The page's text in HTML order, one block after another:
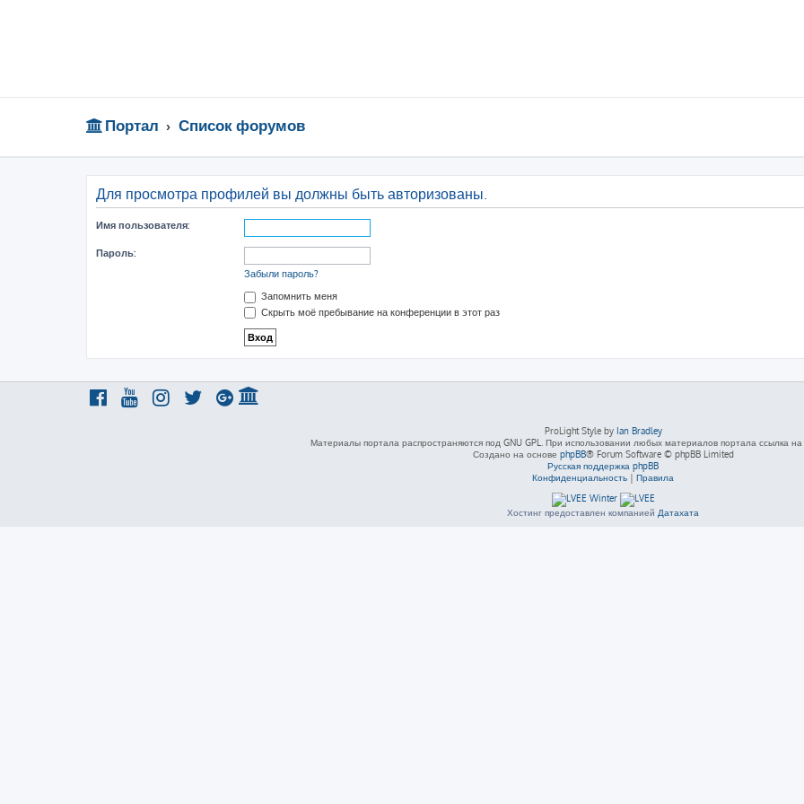
Портал Список форумов
Для просмотра профилей вы должны быть авторизованы.
Имя пользователя:
Пароль:
Забыли пароль?
Запомнить меня
Скрыть моё пребывание на конференции в этот раз
ProLight Style by Ian Bradley
Материалы портала распространяются под GNU GPL. При использовании любых материалов портала ссылка на
Создано на основе phpBB® Forum Software © phpBB Limited
Русская поддержка phpBB
Конфиденциальность | Правила
Хостинг предоставлен компанией Датахата